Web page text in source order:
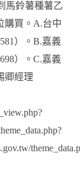
馬鈴薯種薯乙
購買。A.台中
）。B.嘉義
）。C.嘉義
卿經理